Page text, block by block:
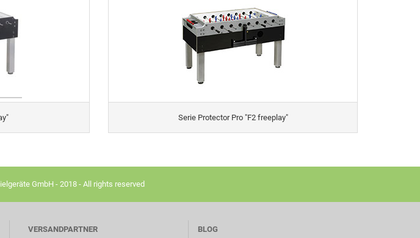
Serie Protector Pro "F2 freeplay"
GmbH - 2018 - All rights reserved
VERSANDPARTNER BLOG